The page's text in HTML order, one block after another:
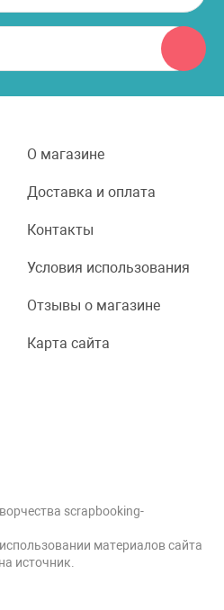
О магазине
Доставка и оплата
Контакты
Условия использования
Отзывы о магазине
Карта сайта
scrapbooking-
материалов сайта
источник.